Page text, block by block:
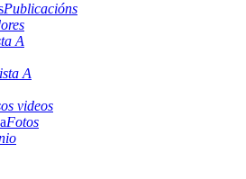
Publicacións
A
A
videos
Fotos